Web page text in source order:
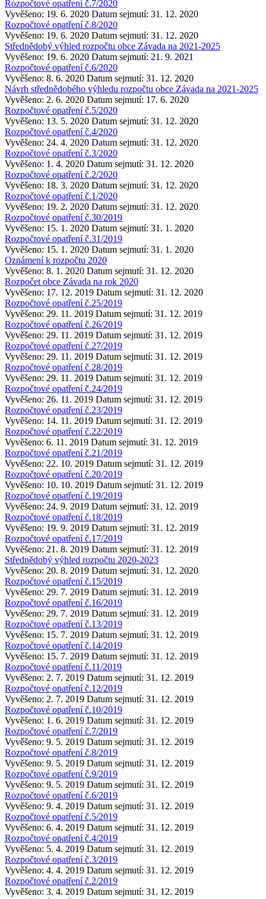
Rozpočtové opatření č.7/2020
Vyvěšeno: 19. 6. 2020 Datum sejmutí: 31. 12. 2020
Rozpočtové opatření č.8/2020
Vyvěšeno: 19. 6. 2020 Datum sejmutí: 31. 12. 2020
Střednědobý výhled rozpočtu obce Závada na 2021-2025
Vyvěšeno: 19. 6. 2020 Datum sejmutí: 21. 9. 2021
Rozpočtové opatření č.6/2020
Vyvěšeno: 8. 6. 2020 Datum sejmutí: 31. 12. 2020
Návrh střednědobého výhledu rozpočtu obce Závada na 2021-2025
Vyvěšeno: 2. 6. 2020 Datum sejmutí: 17. 6. 2020
Rozpočtové opatření č.5/2020
Vyvěšeno: 13. 5. 2020 Datum sejmutí: 31. 12. 2020
Rozpočtové opatření č.4/2020
Vyvěšeno: 24. 4. 2020 Datum sejmutí: 31. 12. 2020
Rozpočtové opatření č.3/2020
Vyvěšeno: 1. 4. 2020 Datum sejmutí: 31. 12. 2020
Rozpočtové opatření č.2/2020
Vyvěšeno: 18. 3. 2020 Datum sejmutí: 31. 12. 2020
Rozpočtové opatření č.1/2020
Vyvěšeno: 19. 2. 2020 Datum sejmutí: 31. 12. 2020
Rozpočtové opatření č.30/2019
Vyvěšeno: 15. 1. 2020 Datum sejmutí: 31. 1. 2020
Rozpočtové opatření č.31/2019
Vyvěšeno: 15. 1. 2020 Datum sejmutí: 31. 1. 2020
Oznámení k rozpočtu 2020
Vyvěšeno: 8. 1. 2020 Datum sejmutí: 31. 12. 2020
Rozpočet obce Závada na rok 2020
Vyvěšeno: 17. 12. 2019 Datum sejmutí: 31. 12. 2020
Rozpočtové opatření č.25/2019
Vyvěšeno: 29. 11. 2019 Datum sejmutí: 31. 12. 2019
Rozpočtové opatření č.26/2019
Vyvěšeno: 29. 11. 2019 Datum sejmutí: 31. 12. 2019
Rozpočtové opatření č.27/2019
Vyvěšeno: 29. 11. 2019 Datum sejmutí: 31. 12. 2019
Rozpočtové opatření č.28/2019
Vyvěšeno: 29. 11. 2019 Datum sejmutí: 31. 12. 2019
Rozpočtové opatření č.24/2019
Vyvěšeno: 26. 11. 2019 Datum sejmutí: 31. 12. 2019
Rozpočtové opatření č.23/2019
Vyvěšeno: 14. 11. 2019 Datum sejmutí: 31. 12. 2019
Rozpočtové opatření č.22/2019
Vyvěšeno: 6. 11. 2019 Datum sejmutí: 31. 12. 2019
Rozpočtové opatření č.21/2019
Vyvěšeno: 22. 10. 2019 Datum sejmutí: 31. 12. 2019
Rozpočtové opatření č.20/2019
Vyvěšeno: 10. 10. 2019 Datum sejmutí: 31. 12. 2019
Rozpočtové opatření č.19/2019
Vyvěšeno: 24. 9. 2019 Datum sejmutí: 31. 12. 2019
Rozpočtové opatření č.18/2019
Vyvěšeno: 19. 9. 2019 Datum sejmutí: 31. 12. 2019
Rozpočtové opatření č.17/2019
Vyvěšeno: 21. 8. 2019 Datum sejmutí: 31. 12. 2019
Střednědobý výhled rozpočtu 2020-2023
Vyvěšeno: 20. 8. 2019 Datum sejmutí: 31. 12. 2020
Rozpočtové opatření č.15/2019
Vyvěšeno: 29. 7. 2019 Datum sejmutí: 31. 12. 2019
Rozpočtové opatření č.16/2019
Vyvěšeno: 29. 7. 2019 Datum sejmutí: 31. 12. 2019
Rozpočtové opatření č.13/2019
Vyvěšeno: 15. 7. 2019 Datum sejmutí: 31. 12. 2019
Rozpočtové opatření č.14/2019
Vyvěšeno: 15. 7. 2019 Datum sejmutí: 31. 12. 2019
Rozpočtové opatření č.11/2019
Vyvěšeno: 2. 7. 2019 Datum sejmutí: 31. 12. 2019
Rozpočtové opatření č.12/2019
Vyvěšeno: 2. 7. 2019 Datum sejmutí: 31. 12. 2019
Rozpočtové opatření č.10/2019
Vyvěšeno: 1. 6. 2019 Datum sejmutí: 31. 12. 2019
Rozpočtové opatření č.7/2019
Vyvěšeno: 9. 5. 2019 Datum sejmutí: 31. 12. 2019
Rozpočtové opatření č.8/2019
Vyvěšeno: 9. 5. 2019 Datum sejmutí: 31. 12. 2019
Rozpočtové opatření č.9/2019
Vyvěšeno: 9. 5. 2019 Datum sejmutí: 31. 12. 2019
Rozpočtové opatření č.6/2019
Vyvěšeno: 9. 4. 2019 Datum sejmutí: 31. 12. 2019
Rozpočtové opatření č.5/2019
Vyvěšeno: 6. 4. 2019 Datum sejmutí: 31. 12. 2019
Rozpočtové opatření č.4/2019
Vyvěšeno: 5. 4. 2019 Datum sejmutí: 31. 12. 2019
Rozpočtové opatření č.3/2019
Vyvěšeno: 4. 4. 2019 Datum sejmutí: 31. 12. 2019
Rozpočtové opatření č.2/2019
Vyvěšeno: 3. 4. 2019 Datum sejmutí: 31. 12. 2019